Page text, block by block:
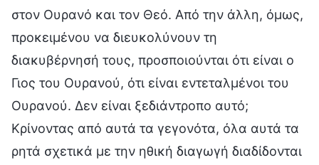
στον Ουρανό και τον Θεό. Από την άλλη, όμως,
προκειμένου να διευκολύνουν τη
διακυβέρνησή τους, προσποιούνται ότι είναι ο
Γιος του Ουρανού, ότι είναι εντεταλμένοι του
Ουρανού. Δεν είναι ξεδιάντροπο αυτό;
Κρίνοντας από αυτά τα γεγονότα, όλα αυτά τα
ρητά σχετικά με την ηθική διαγωγή διαδίδονται